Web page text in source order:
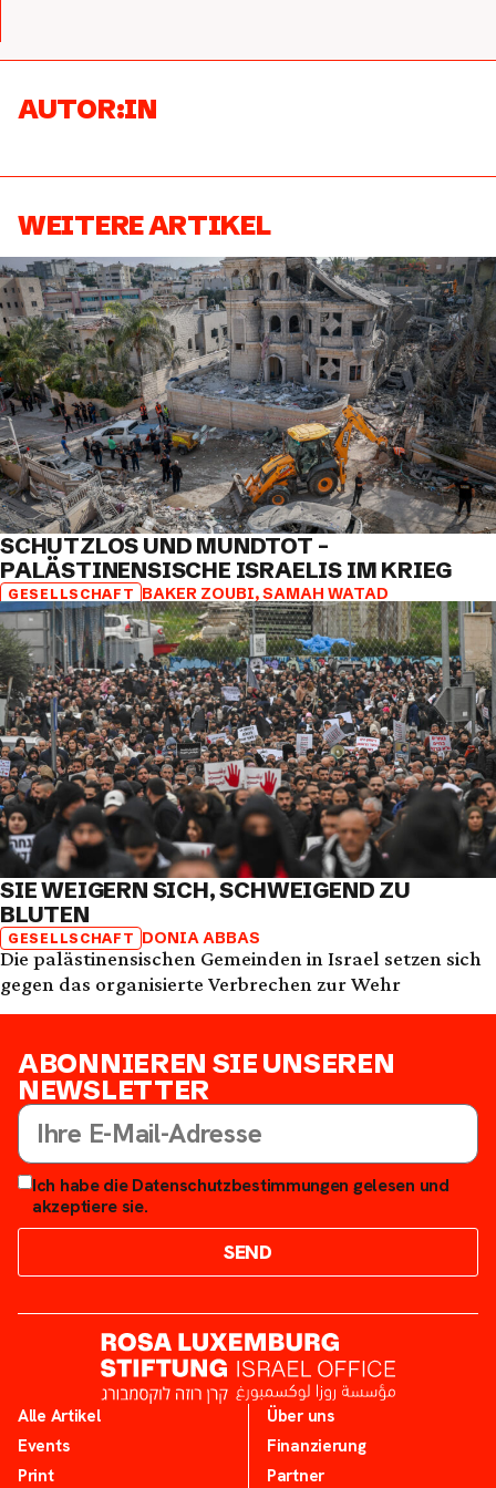
AUTOR:IN
WEITERE ARTIKEL
SCHUTZLOS UND MUNDTOT –
PALÄSTINENSISCHE ISRAELIS IM KRIEG
GESELLSCHAFT BAKER ZOUBI,SAMAH WATAD
SIE WEIGERN SICH, SCHWEIGEND ZU
BLUTEN
GESELLSCHAFT DONIA ABBAS
Die palästinensischen Gemeinden in Israel setzen sich
gegen das organisierte Verbrechen zur Wehr
ABONNIEREN SIE UNSEREN
NEWSLETTER
Ich habe die Datenschutzbestimmungen gelesen und
akzeptiere sie.
SEND
Alle Artikel
Events
Print
Über uns
Finanzierung
Partner